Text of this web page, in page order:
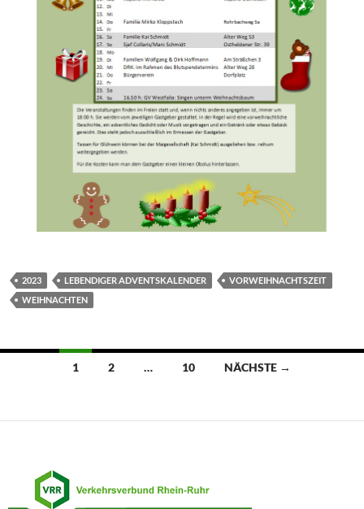
2023 LEBENDIGER ADVENTSKALENDER
VORWEIHNACHTSZEIT
WEIHNACHTEN
Beitragsnavigation
1 2 … 10 NÄCHSTE →